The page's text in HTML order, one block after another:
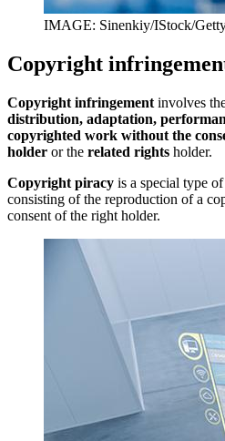
IMAGE: Sinenkiy/IStock/
Copyright
Copyright infringement involves
distribution, adaptation,
copyrighted work without the
holder or the related rights holder.
Copyright piracy is a special type
consisting of the reproduction of a
consent of the right holder.